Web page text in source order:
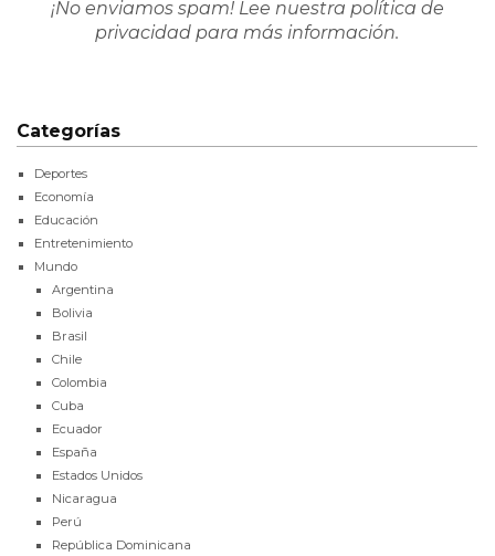
¡No enviamos spam! Lee nuestra política de
privacidad para más información.
Categorías
Deportes
Economía
Educación
Entretenimiento
Mundo
Argentina
Bolivia
Brasil
Chile
Colombia
Cuba
Ecuador
España
Estados Unidos
Nicaragua
Perú
República Dominicana